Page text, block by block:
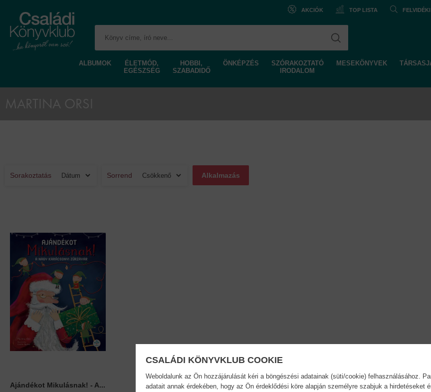
AKCIÓK TOP LISTA
ALBUMOK
ÉLETMÓD,
EGÉSZSÉG
HOBBI,
SZABADIDŐ
ÖNKÉPZÉS
SZÓRAKOZTATÓ
IRODALOM
MESEKÖNYVEK
Sorakoztatás Sorrend
Ajándékot Mikulásnak! - A...
CSALÁDI KÖNYVKLUB COOKIE
Weboldalunk az Ön hozzájárulását kéri a böngészési adatainak (süti/cookie) felhasználásához.
adatait annak érdekében, hogy az Ön érdeklődési köre alapján személyre szabjuk a hirdetéseket